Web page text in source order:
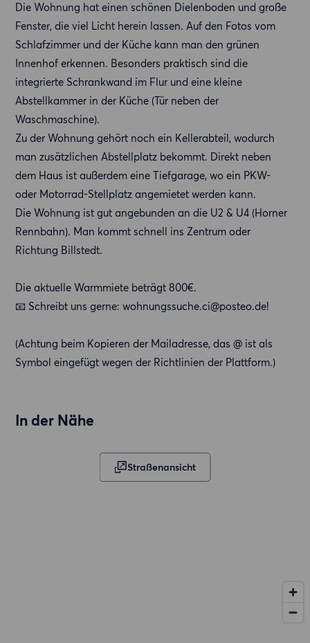
Die Wohnung hat einen schönen Dielenboden und große
Fenster, die viel Licht herein lassen. Auf den Fotos vom
Schlafzimmer und der Küche kann man den grünen
Innenhof erkennen. Besonders praktisch sind die
integrierte Schrankwand im Flur und eine kleine
Abstellkammer in der Küche (Tür neben der
Waschmaschine).
Zu der Wohnung gehört noch ein Kellerabteil, wodurch
man zusätzlichen Abstellplatz bekommt. Direkt neben
dem Haus ist außerdem eine Tiefgarage, wo ein PKW-
oder Motorrad-Stellplatz angemietet werden kann.
Die Wohnung ist gut angebunden an die U2 & U4 (Horner
Rennbahn). Man kommt schnell ins Zentrum oder
Richtung Billstedt.
Die aktuelle Warmmiete beträgt 800€.
📧 Schreibt uns gerne: wohnungssuche.ci@️posteo.de!
(Achtung beim Kopieren der Mailadresse, das @️ ist als
Symbol eingefügt wegen der Richtlinien der Plattform.)
In der Nähe
Straßenansicht